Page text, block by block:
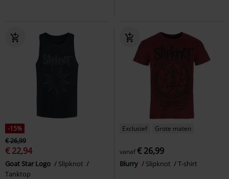
-15%
€ 26,99
€ 22,94
Goat Star Logo
Slipknot
Tanktop
Exclusief Grote maten
vanaf€ 26,99
Blurry Slipknot T-shirt